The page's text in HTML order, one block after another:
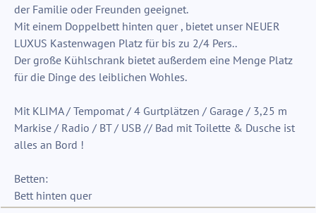
der Familie oder Freunden geeignet.
Mit einem Doppelbett hinten quer , bietet unser NEUER
LUXUS Kastenwagen Platz für bis zu 2/4 Pers..
Der große Kühlschrank bietet außerdem eine Menge Platz
für die Dinge des leiblichen Wohles.
Mit KLIMA / Tempomat / 4 Gurtplätzen / Garage / 3,25 m
Markise / Radio / BT / USB // Bad mit Toilette & Dusche ist
alles an Bord !
Betten:
Bett hinten quer